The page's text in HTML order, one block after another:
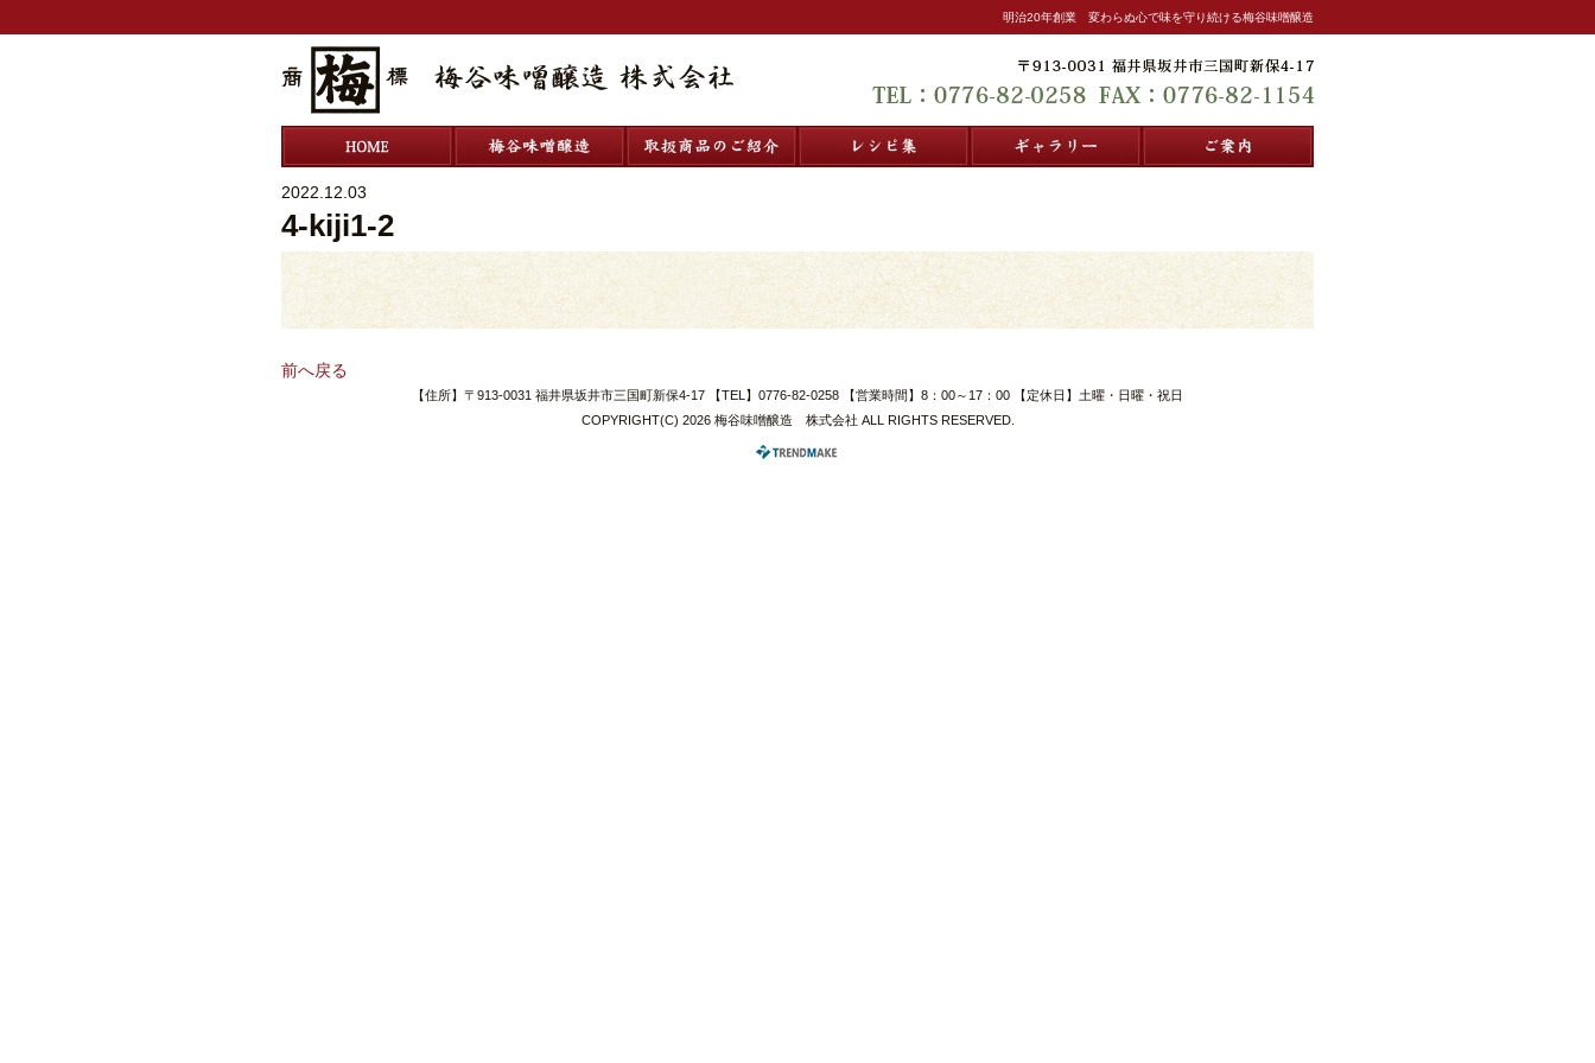
明治20年創業 変わらぬ心で味を守り続ける梅谷味噌醸造
ホーム 梅谷味噌醸造 取扱商品のご紹介 レシピ集 ギャラリー
2022.12.03
4-kiji1-2
前へ戻る
【住所】〒913-0031 福井県坂井市三国町新保4-17 【TEL】0776-82-0258 【営業時間】8：00～17：00 【定休日】土曜・日曜・祝日
COPYRIGHT(C) 2026 梅谷味噌醸造 株式会社 ALL RIGHTS RESERVED.